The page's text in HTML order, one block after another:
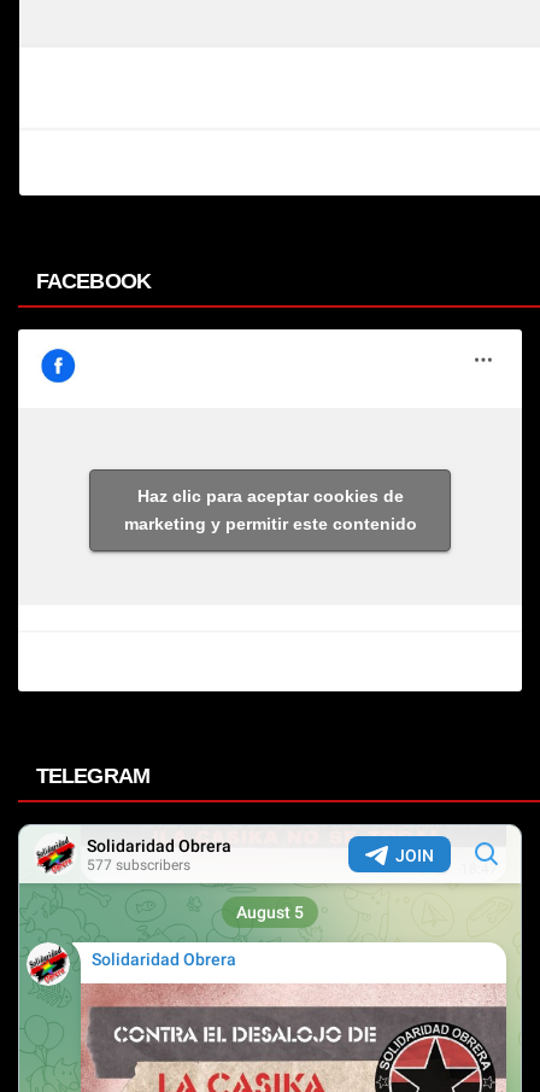
FACEBOOK
Haz clic para aceptar cookies de
marketing y permitir este contenido
TELEGRAM